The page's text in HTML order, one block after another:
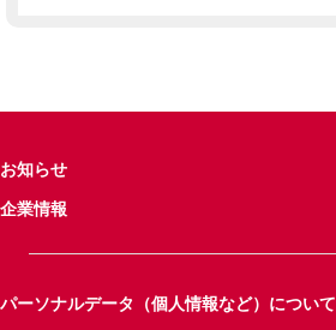
お知らせ
企業情報
パーソナルデータ（個人情報など）について